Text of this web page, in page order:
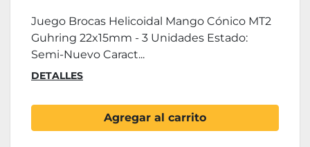
Juego Brocas Helicoidal Mango Cónico MT2
Guhring 22x15mm - 3 Unidades Estado:
Semi-Nuevo Caract...
DETALLES
Agregar al carrito